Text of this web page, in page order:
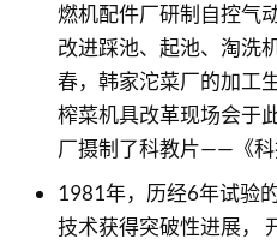
燃机配件厂研制自控气
改进踩池、起池、淘洗
春，韩家沱菜厂的加工
榨菜机具改革现场会于
厂摄制了科教片——《科
1981年，历经6年试验
技术获得突破性进展，